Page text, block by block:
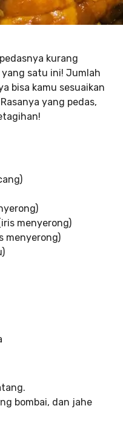
kurang
yang satu ini! Jumlah
bisa kamu sesuaikan
yang pedas,
menyerong)
menyerong)
bombai, dan jahe